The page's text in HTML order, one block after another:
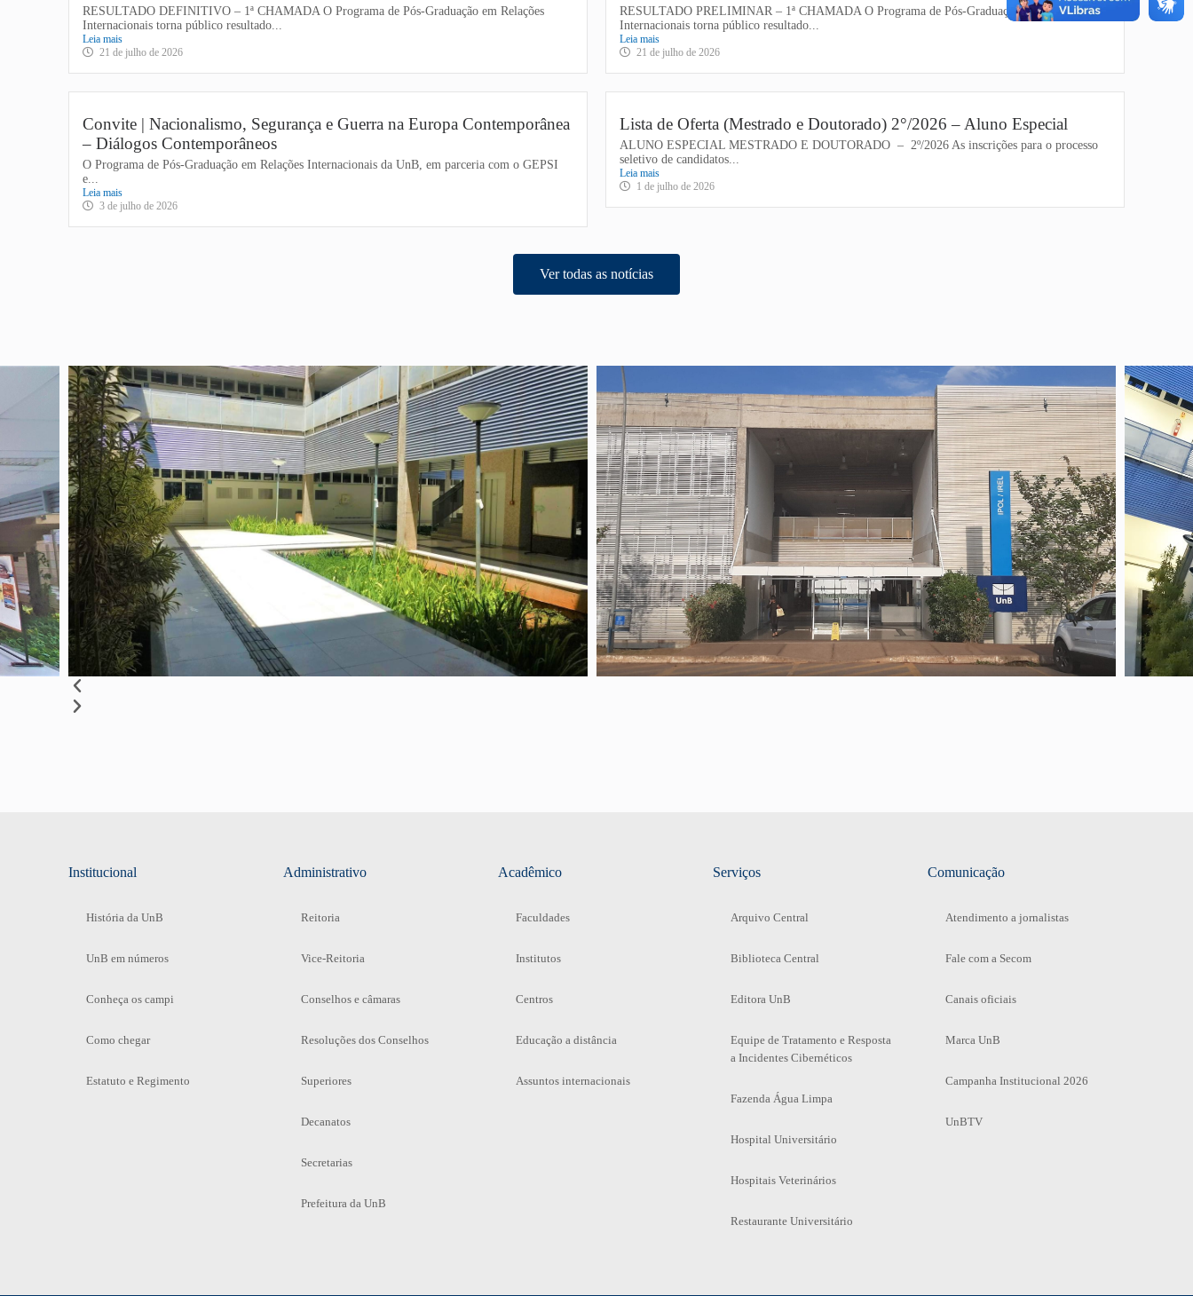
RESULTADO DEFINITIVO – 1ª CHAMADA O Programa de Pós-Graduação em Relações
Internacionais torna público resultado...
Leia mais
21 de julho de 2026
RESULTADO PRELIMINAR – 1ª CHAMADA O Programa de Pós-Graduação em Relações
Internacionais torna público resultado...
Leia mais
21 de julho de 2026
Convite | Nacionalismo, Segurança e Guerra na Europa Contemporânea
– Diálogos Contemporâneos
O Programa de Pós-Graduação em Relações Internacionais da UnB, em parceria com o GEPSI
e...
Leia mais
3 de julho de 2026
Lista de Oferta (Mestrado e Doutorado) 2°/2026 – Aluno Especial
ALUNO ESPECIAL MESTRADO E DOUTORADO – 2º/2026 As inscrições para o processo
seletivo de candidatos...
Leia mais
1 de julho de 2026
Ver todas as notícias
Conheça um pouco mais do nosso espaço físico.
Ver mais…
Institucional
História da UnB
UnB em números
Conheça os campi
Como chegar
Estatuto e Regimento
Administrativo
Reitoria
Vice-Reitoria
Conselhos e câmaras
Resoluções dos Conselhos
Superiores
Decanatos
Secretarias
Prefeitura da UnB
Acadêmico
Faculdades
Institutos
Centros
Educação a distância
Assuntos internacionais
Serviços
Arquivo Central
Biblioteca Central
Editora UnB
Equipe de Tratamento e Resposta
a Incidentes Cibernéticos
Fazenda Água Limpa
Hospital Universitário
Hospitais Veterinários
Restaurante Universitário
Comunicação
Atendimento a jornalistas
Fale com a Secom
Canais oficiais
Marca UnB
Campanha Institucional 2026
UnBTV